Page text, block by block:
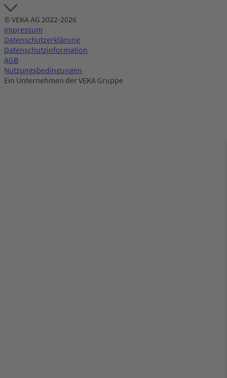
© VEKA AG 2022-2026
Impressum
Datenschutzerklärung
Datenschutzinformation
AGB
Nutzungsbedingungen
Ein Unternehmen der VEKA Gruppe